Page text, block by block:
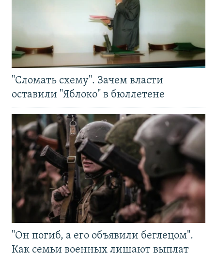
"Сломать схему". Зачем власти
оставили "Яблоко" в бюллетене
"Он погиб, а его объявили беглецом".
Как семьи военных лишают выплат